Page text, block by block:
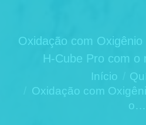
Oxidação com
H-Cube Pro com o
Início
Oxidação com
o…